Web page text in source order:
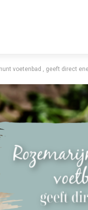
voetenbad , geeft direct